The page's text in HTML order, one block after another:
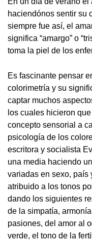
haciendónos sentir su
siempre fue así, el
significa “amargo” o
toma la piel de los
Es fascinante pensar
colorimetría y su
captar muchos
los cuales hicieron
concepto sensorial a
psicología de los
escritora y socialista
una media haciendo
variadas en sexo, país
atribuido a los tonos
dando los siguientes
de la simpatía,
pasiones, del amor al
verde, el tono de la